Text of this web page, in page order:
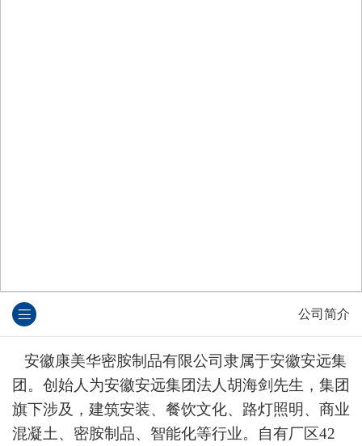
公司简介
安徽康美华密胺制品有限公司隶属于安徽安远集
团。创始人为安徽安远集团法人胡海剑先生，集团
旗下涉及，建筑安装、餐饮文化、路灯照明、商业
混凝土、密胺制品、智能化等行业。自有厂区42